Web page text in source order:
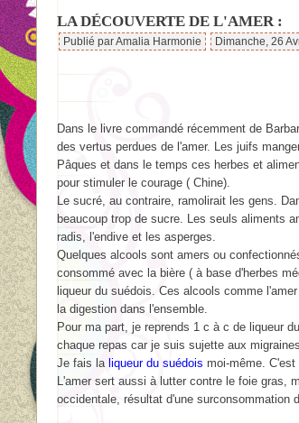
LA DÉCOUVERTE DE L'AMER :
Publié par Amalia Harmonie Dimanche, 26
Dans le livre commandé récemment de
des vertus perdues de l'amer. Les juifs
Pâques et dans le temps ces herbes et
pour stimuler le courage ( Chine).
Le sucré, au contraire, ramolirait les gens.
beaucoup trop de sucre. Les seuls aliments
radis, l'endive et les asperges.
Quelques alcools sont amers ou
consommé avec la bière ( à base d'herbes
liqueur du suédois. Ces alcools comme
la digestion dans l'ensemble.
Pour ma part, je reprends 1 c à c de liqueur
chaque repas car je suis sujette aux
Je fais la liqueur du suédois moi-même.
L'amer sert aussi à lutter contre le foie gras,
occidentale, résultat d'une surconsommation